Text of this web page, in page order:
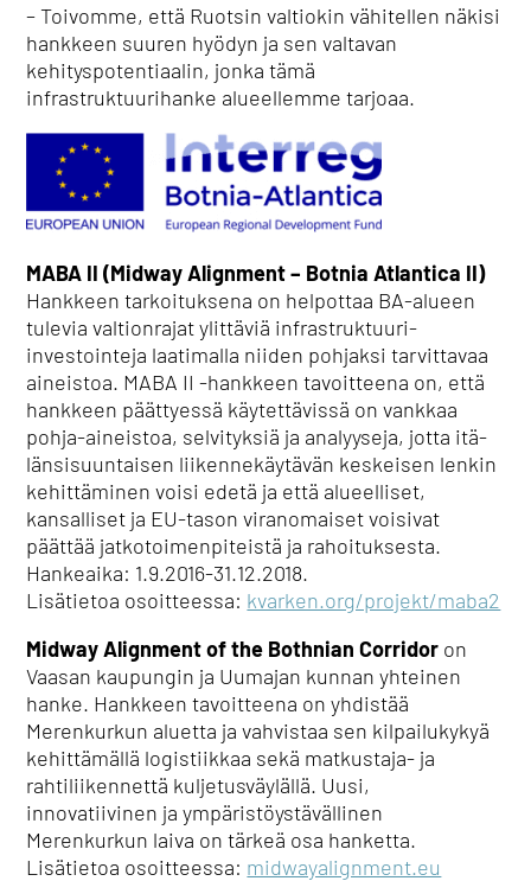
– Toivomme, että Ruotsin valtiokin vähitellen näkisi
hankkeen suuren hyödyn ja sen valtavan
kehityspotentiaalin, jonka tämä
infrastruktuurihanke alueellemme tarjoaa.
MABA II (Midway Alignment – Botnia Atlantica II)
Hankkeen tarkoituksena on helpottaa BA-alueen
tulevia valtionrajat ylittäviä infrastruktuuri-
investointeja laatimalla niiden pohjaksi tarvittavaa
aineistoa. MABA II -hankkeen tavoitteena on, että
hankkeen päättyessä käytettävissä on vankkaa
pohja-aineistoa, selvityksiä ja analyyseja, jotta itä-
länsisuuntaisen liikennekäytävän keskeisen lenkin
kehittäminen voisi edetä ja että alueelliset,
kansalliset ja EU-tason viranomaiset voisivat
päättää jatkotoimenpiteistä ja rahoituksesta.
Hankeaika: 1.9.2016-31.12.2018.
Lisätietoa osoitteessa: kvarken.org/projekt/maba2
Midway Alignment of the Bothnian Corridor on
Vaasan kaupungin ja Uumajan kunnan yhteinen
hanke. Hankkeen tavoitteena on yhdistää
Merenkurkun aluetta ja vahvistaa sen kilpailukykyä
kehittämällä logistiikkaa sekä matkustaja- ja
rahtiliikennettä kuljetusväylällä. Uusi,
innovatiivinen ja ympäristöystävällinen
Merenkurkun laiva on tärkeä osa hanketta.
Lisätietoa osoitteessa: midwayalignment.eu